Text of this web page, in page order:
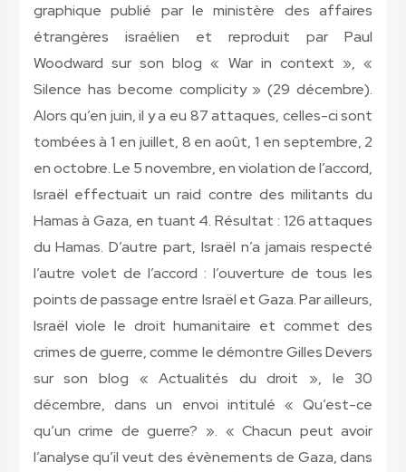
graphique publié par le ministère des affaires
étrangères israélien et reproduit par Paul
Woodward sur son blog « War in context », «
Silence has become complicity » (29 décembre).
Alors qu’en juin, il y a eu 87 attaques, celles-ci sont
tombées à 1 en juillet, 8 en août, 1 en septembre, 2
en octobre. Le 5 novembre, en violation de l’accord,
Israël effectuait un raid contre des militants du
Hamas à Gaza, en tuant 4. Résultat : 126 attaques
du Hamas. D’autre part, Israël n’a jamais respecté
l’autre volet de l’accord : l’ouverture de tous les
points de passage entre Israël et Gaza. Par ailleurs,
Israël viole le droit humanitaire et commet des
crimes de guerre, comme le démontre Gilles Devers
sur son blog « Actualités du droit », le 30
décembre, dans un envoi intitulé « Qu’est-ce
qu’un crime de guerre? ». « Chacun peut avoir
l’analyse qu’il veut des évènements de Gaza, dans